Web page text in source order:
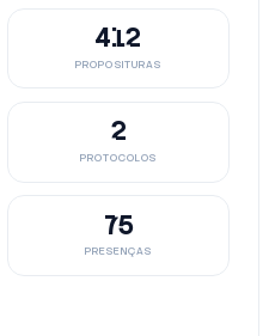
412
PROPOSITURAS
2
PROTOCOLOS
75
PRESENÇAS